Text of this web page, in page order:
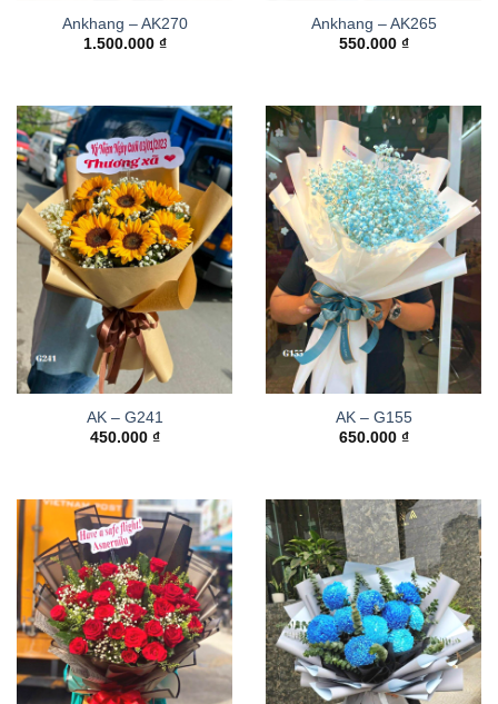
Ankhang – AK270
1.500.000 ₫
Ankhang – AK265
550.000 ₫
AK – G241
450.000 ₫
AK – G155
650.000 ₫